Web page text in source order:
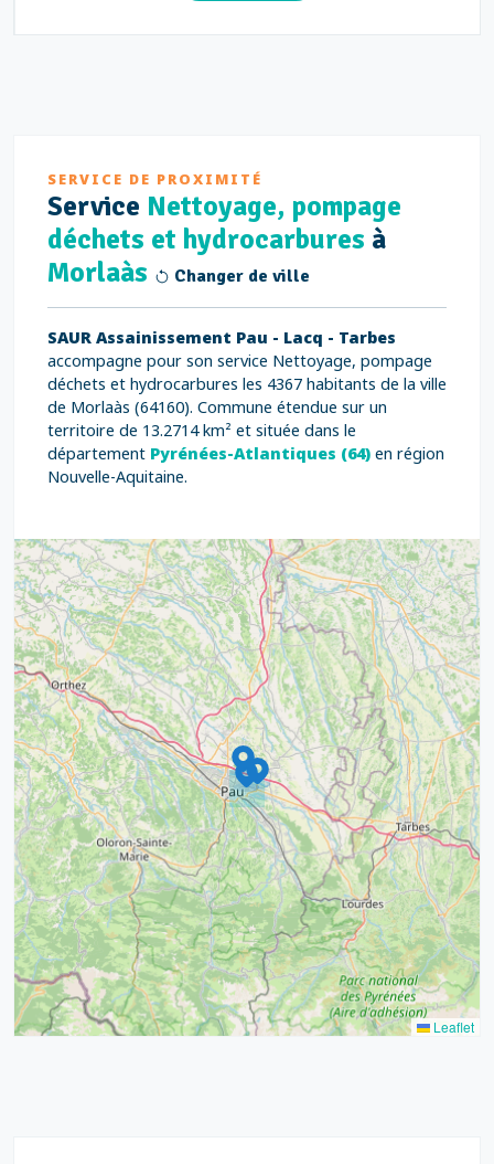
SERVICE DE PROXIMITÉ
Service Nettoyage, pompage
déchets et hydrocarbures à
Morlaàs
Changer de ville
SAUR Assainissement Pau - Lacq - Tarbes
accompagne pour son service Nettoyage, pompage
déchets et hydrocarbures les 4367 habitants de la ville
de Morlaàs (64160). Commune étendue sur un
territoire de 13.2714 km² et située dans le
département Pyrénées-Atlantiques (64) en région
Nouvelle-Aquitaine.
2
3
12
4
7
16
9
Leaflet